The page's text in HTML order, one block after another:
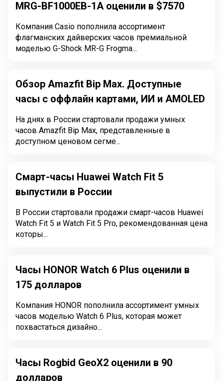
MRG-BF1000EB-1A оценили в $7570
Компания Casio пополнила ассортимент
флагманских дайверских часов премиальной
моделью G-Shock MR-G Frogma...
Обзор Amazfit Bip Max. Доступные
часы с оффлайн картами, ИИ и AMOLED
На днях в России стартовали продажи умных
часов Amazfit Bip Max, представленные в
доступном ценовом сегме...
Смарт-часы Huawei Watch Fit 5
выпустили в России
В России стартовали продажи смарт-часов Huawei
Watch Fit 5 и Watch Fit 5 Pro, рекомендованная цена
которы...
Часы HONOR Watch 6 Plus оценили в
175 долларов
Компания HONOR пополнила ассортимент умных
часов моделью Watch 6 Plus, которая может
похвастаться дизайно...
Часы Rogbid GeoX2 оценили в 90
долларов